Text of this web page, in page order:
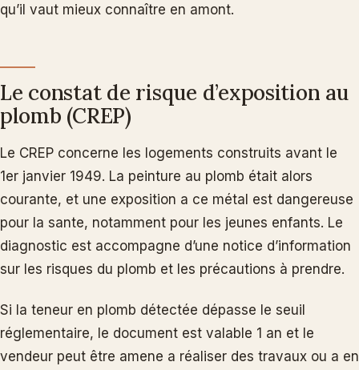
qu’il vaut mieux connaître en amont.
Le constat de risque d’exposition au
plomb (CREP)
Le CREP concerne les logements construits avant le
1er janvier 1949. La peinture au plomb était alors
courante, et une exposition a ce métal est dangereuse
pour la sante, notamment pour les jeunes enfants. Le
diagnostic est accompagne d’une notice d’information
sur les risques du plomb et les précautions à prendre.
Si la teneur en plomb détectée dépasse le seuil
réglementaire, le document est valable 1 an et le
vendeur peut être amene a réaliser des travaux ou a en